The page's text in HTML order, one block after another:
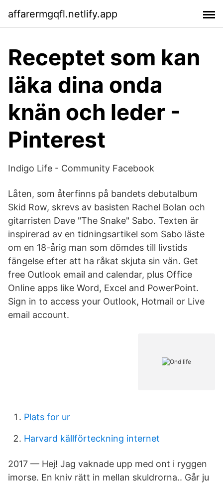
affarermgqfl.netlify.app
Receptet som kan
läka dina onda
knän och leder -
Pinterest
Indigo Life - Community Facebook
Låten, som återfinns på bandets debutalbum
Skid Row, skrevs av basisten Rachel Bolan och
gitarristen Dave "The Snake" Sabo. Texten är
inspirerad av en tidningsartikel som Sabo läste
om en 18-årig man som dömdes till livstids
fängelse efter att ha råkat skjuta sin vän. Get
free Outlook email and calendar, plus Office
Online apps like Word, Excel and PowerPoint.
Sign in to access your Outlook, Hotmail or Live
email account.
Plats for ur
Harvard källförteckning internet
2017 — Hej! Jag vaknade upp med ont i ryggen
imorse. En kniv rätt in mellan skuldrorna.. Går ju